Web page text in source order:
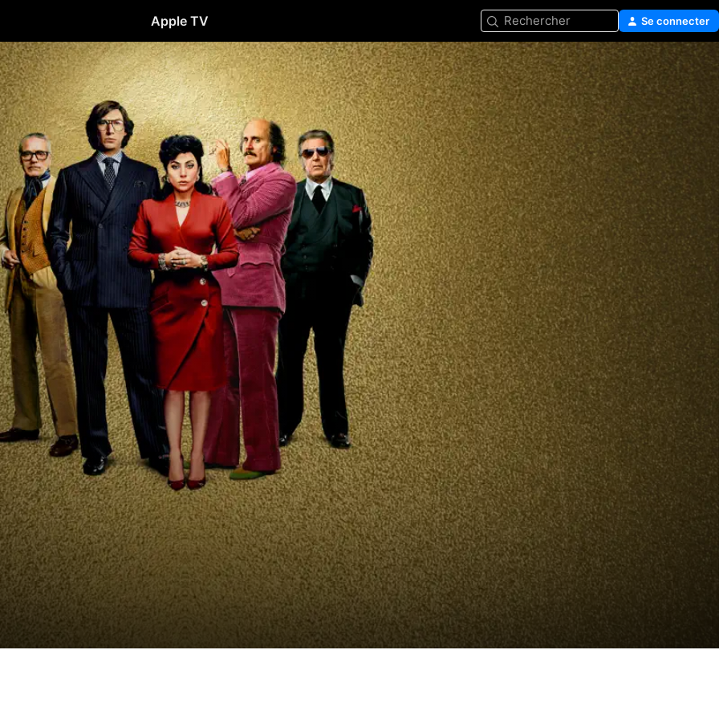
Apple TV Rechercher Se connecter